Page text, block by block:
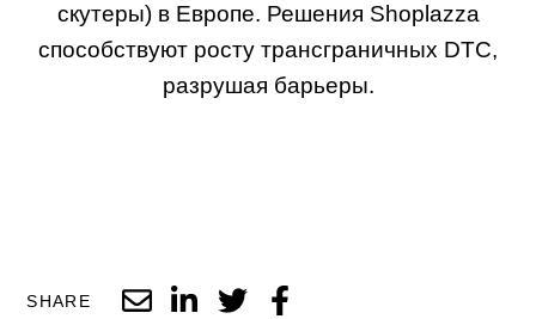
скутеры) в Европе. Решения Shoplazza
способствуют росту трансграничных DTC,
разрушая барьеры.
SHARE